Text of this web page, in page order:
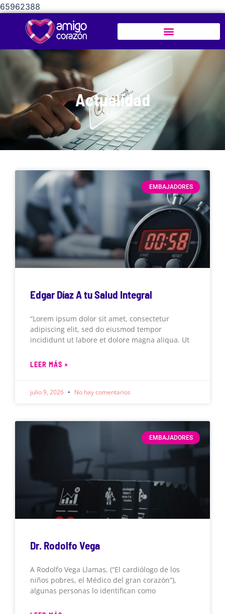
65962388
Actualidad
EMBAJADORES
Edgar Díaz A tu Salud Integral
“Lorem ipsum dolor sit amet, consectetur
adipiscing elit, sed do eiusmod tempor
incididunt ut labore et dolore magna aliqua. Ut
LEER MÁS »
julio 9, 2026 No hay comentarios
EMBAJADORES
Dr. Rodolfo Vega
A Rodolfo Vega Llamas, (“El cardiólogo de los
niños pobres, el Médico del gran corazón”),
algunas personas lo identifican como